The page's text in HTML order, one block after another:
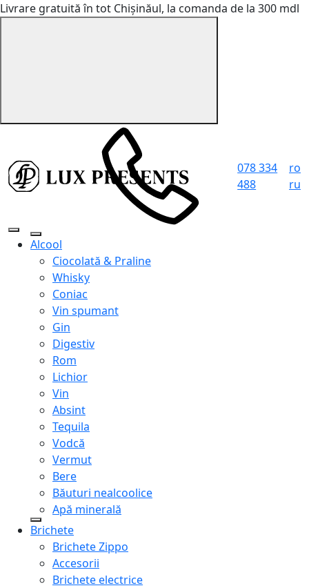
Livrare gratuită în tot Chișinăul, la comanda de la 300 mdl
078 334
488
ro
ru
Alcool
Ciocolată & Praline
Whisky
Coniac
Vin spumant
Gin
Digestiv
Rom
Lichior
Vin
Absint
Tequila
Vodcă
Vermut
Bere
Băuturi nealcoolice
Apă minerală
Brichete
Brichete Zippo
Accesorii
Brichete electrice